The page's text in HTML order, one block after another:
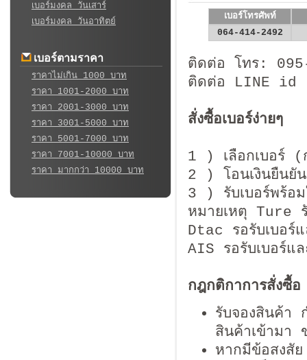
เบอร์มงคล วันเสาร์
เบอร์มงคล วันอาทิตย์
เบอร์ตามราคา
ราคาไม่เกิน 1000 บาท
ราคา 1001-2000 บาท
ราคา 2001-3000 บาท
ราคา 3001-5000 บาท
ราคา 5001-7000 บาท
ราคา 7001-10000 บาท
ราคา มากกว่า 10000 บาท
เบอร์โทรศัพท์
064-414-2492
ติดต่อ โทร:
ติดต่อ LINE id
สั่งซื้อเบอร์ง่ายๆ
1 ) เลือกเบอร์ (
2 ) โอนเงินยืนยัน
3 ) รับเบอร์พร้อม
หมายเหตุ Ture รั
Dtac รอรับเบอร์
AIS รอรับเบอร์แ
กฎกติกาการสั่งซื้อ
รับจองสินค้า
สินค้าเข้ามา
หากมีข้อสงสั